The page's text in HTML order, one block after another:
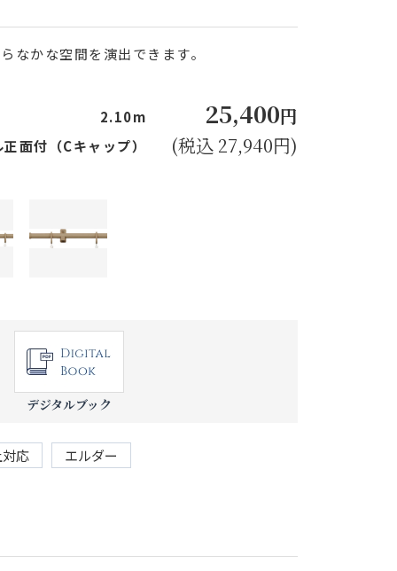
なかな空間を演出できます。
2.10m
面付（Cキャップ）
25,400円
(税込 27,940円)
デジタルブック
応 エルダー